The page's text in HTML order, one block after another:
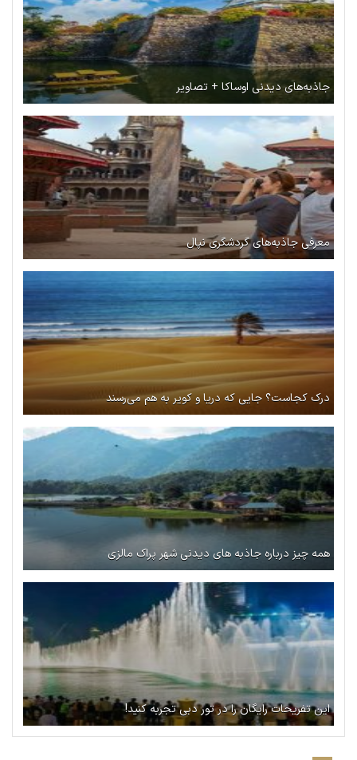
جاذبه‌‌های دیدنی اوساکا + تصاویر
معرفی جاذبه‌های گردشگری نپال
درک کجاست؟ جایی که دریا و کویر به هم می‌رسند
همه چیز درباره جاذبه های دیدنی شهر پراک مالزی
این تفریحات رایگان را در تور دبی تجربه کنید!